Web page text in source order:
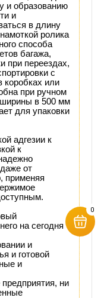
и образованию
и
в длину
ролика
способа
багажа,
при переездах,
с
коробках или
при ручном
ширины в 500 мм
для упаковки
адгезии к
к
от
применяя
на сегодня
и
и готовой
и
ни
0